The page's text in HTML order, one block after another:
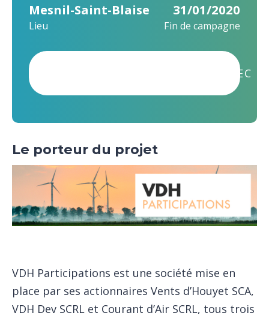
Mesnil-Saint-Blaise
Lieu
31/01/2020
Fin de campagne
CE PROJET A ÉTÉ FINANCÉ AVEC
Le porteur du projet
VDH Participations est une société mise en
place par ses actionnaires Vents d’Houyet SCA,
VDH Dev SCRL et Courant d’Air SCRL, tous trois